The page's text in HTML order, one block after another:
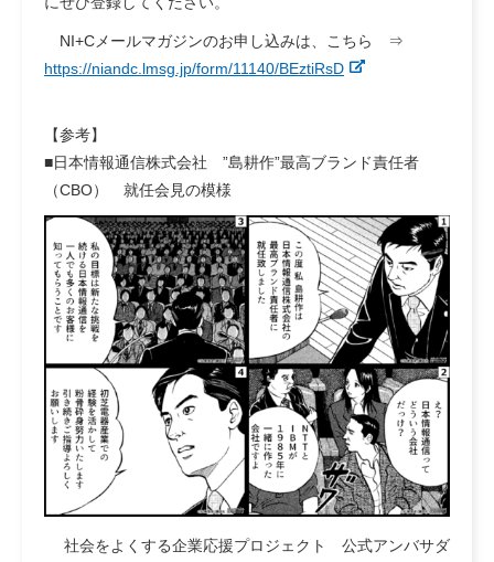
NI+Cメールマガジンのお申し込みは、こちら ⇒
https://niandc.lmsg.jp/form/11140/BEztiRsD
【参考】
■日本情報通信株式会社 ”島耕作”最高ブランド責任者
（CBO） 就任会見の模様
社会をよくする企業応援プロジェクト 公式アンバサダ